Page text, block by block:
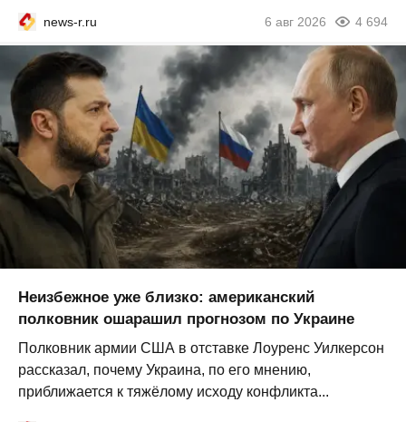
news-r.ru 6 авг 2026 4 694
Неизбежное уже близко: американский
полковник ошарашил прогнозом по Украине
Полковник армии США в отставке Лоуренс Уилкерсон
рассказал, почему Украина, по его мнению,
приближается к тяжёлому исходу конфликта...